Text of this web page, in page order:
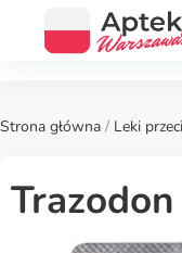
Strona główna / Leki
Trazodon